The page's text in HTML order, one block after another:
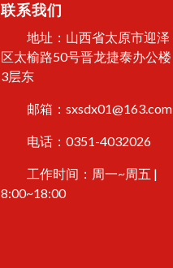
联系我们
地址：山西省太原市迎泽
区太榆路50号晋龙捷泰办公楼
3层东
邮箱：sxsdx01@163.com
电话：0351-4032026
工作时间：周一~周五 |
8:00~18:00